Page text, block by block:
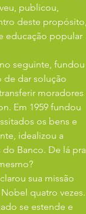
publicou,
deste propósito,
educação popular
seguinte, fundou
de dar solução
moradores
Em 1959 fundou
os bens e
idealizou a
Banco. De lá pra
quatro vezes.